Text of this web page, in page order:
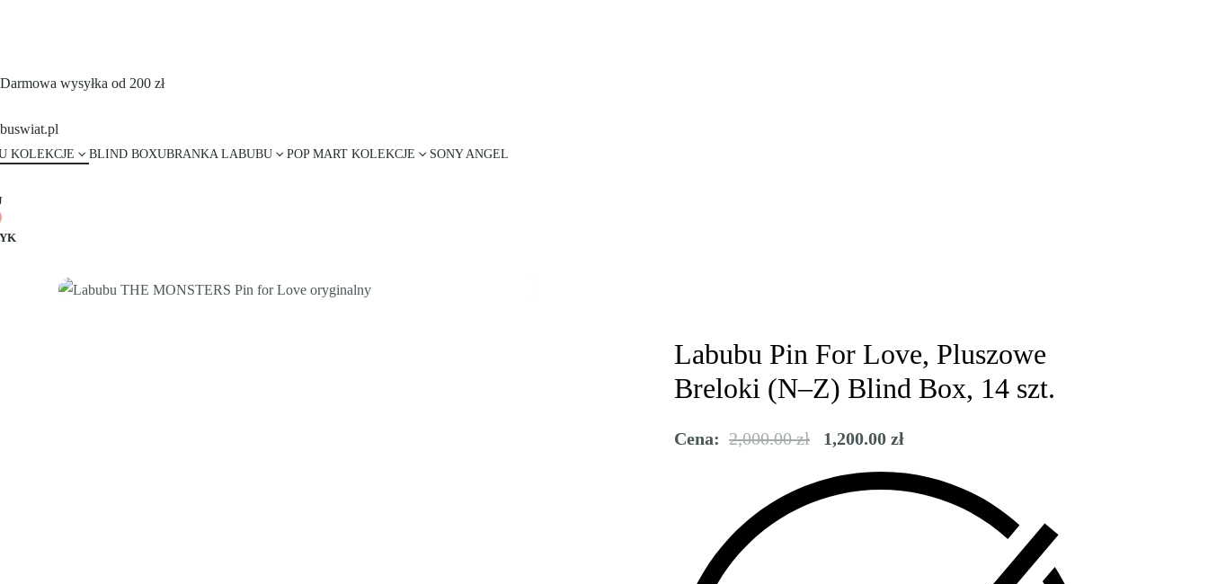
Darmowa wysyłka od 200 zł
KOLEKCJE BLIND BOXUBRANKA LABUBU POP MART KOLEKCJE SONY ANGEL
Labubu Pin For Love, Pluszowe
Breloki (N–Z) Blind Box, 14 szt.
Cena:2,000.00zł 1,200.00zł